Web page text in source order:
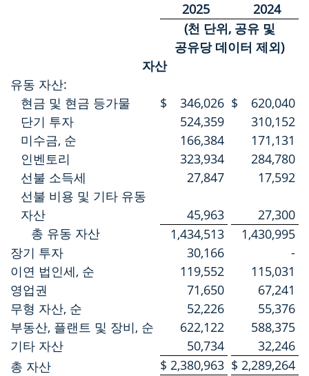
2025
2024
(천 단위, 공유 및
공유당 데이터 제외)
자산
유동 자산:
현금 및 현금 등가물
$ 346,026 $
620,040
단기 투자
524,359
310,152
미수금, 순
166,384
171,131
인벤토리
323,934
284,780
선불 소득세
27,847
17,592
선불 비용 및 기타 유동
자산
45,963
27,300
총 유동 자산
1,434,513
1,430,995
장기 투자
30,166
-
이연 법인세, 순
119,552
115,031
영업권
71,650
67,241
무형 자산, 순
52,226
55,376
부동산, 플랜트 및 장비, 순
622,122
588,375
기타 자산
50,734
32,246
총 자산
$ 2,380,963 $ 2,289,264